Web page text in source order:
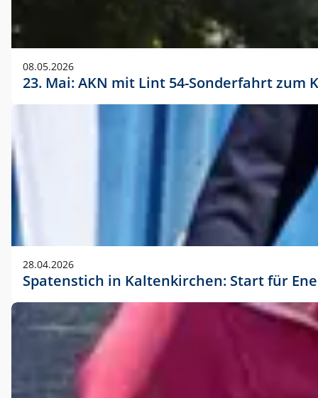
08.05.2026
23. Mai: AKN mit Lint 54-Sonderfahrt
28.04.2026
Spatenstich in Kaltenkirchen: Start für